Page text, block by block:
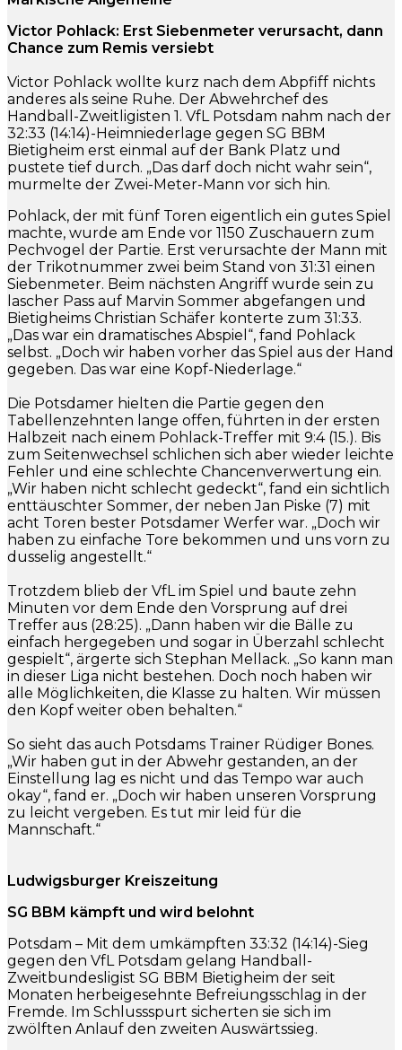
Victor Pohlack: Erst Siebenmeter verursacht, dann
Chance zum Remis versiebt
Victor Pohlack wollte kurz nach dem Abpfiff nichts
anderes als seine Ruhe. Der Abwehrchef des
Handball-Zweitligisten 1. VfL Potsdam nahm nach der
32:33 (14:14)-Heimniederlage gegen SG BBM
Bietigheim erst einmal auf der Bank Platz und
pustete tief durch. „Das darf doch nicht wahr sein“,
murmelte der Zwei-Meter-Mann vor sich hin.
Pohlack, der mit fünf Toren eigentlich ein gutes Spiel
machte, wurde am Ende vor 1150 Zuschauern zum
Pechvogel der Partie. Erst verursachte der Mann mit
der Trikotnummer zwei beim Stand von 31:31 einen
Siebenmeter. Beim nächsten Angriff wurde sein zu
lascher Pass auf Marvin Sommer abgefangen und
Bietigheims Christian Schäfer konterte zum 31:33.
„Das war ein dramatisches Abspiel“, fand Pohlack
selbst. „Doch wir haben vorher das Spiel aus der Hand
gegeben. Das war eine Kopf-Niederlage.“
Die Potsdamer hielten die Partie gegen den
Tabellenzehnten lange offen, führten in der ersten
Halbzeit nach einem Pohlack-Treffer mit 9:4 (15.). Bis
zum Seitenwechsel schlichen sich aber wieder leichte
Fehler und eine schlechte Chancenverwertung ein.
„Wir haben nicht schlecht gedeckt“, fand ein sichtlich
enttäuschter Sommer, der neben Jan Piske (7) mit
acht Toren bester Potsdamer Werfer war. „Doch wir
haben zu einfache Tore bekommen und uns vorn zu
dusselig angestellt.“
Trotzdem blieb der VfL im Spiel und baute zehn
Minuten vor dem Ende den Vorsprung auf drei
Treffer aus (28:25). „Dann haben wir die Bälle zu
einfach hergegeben und sogar in Überzahl schlecht
gespielt“, ärgerte sich Stephan Mellack. „So kann man
in dieser Liga nicht bestehen. Doch noch haben wir
alle Möglichkeiten, die Klasse zu halten. Wir müssen
den Kopf weiter oben behalten.“
So sieht das auch Potsdams Trainer Rüdiger Bones.
„Wir haben gut in der Abwehr gestanden, an der
Einstellung lag es nicht und das Tempo war auch
okay“, fand er. „Doch wir haben unseren Vorsprung
zu leicht vergeben. Es tut mir leid für die
Mannschaft.“
Ludwigsburger Kreiszeitung
SG BBM kämpft und wird belohnt
Potsdam – Mit dem umkämpften 33:32 (14:14)-Sieg
gegen den VfL Potsdam gelang Handball-
Zweitbundesligist SG BBM Bietigheim der seit
Monaten herbeigesehnte Befreiungsschlag in der
Fremde. Im Schlussspurt sicherten sie sich im
zwölften Anlauf den zweiten Auswärtssieg.